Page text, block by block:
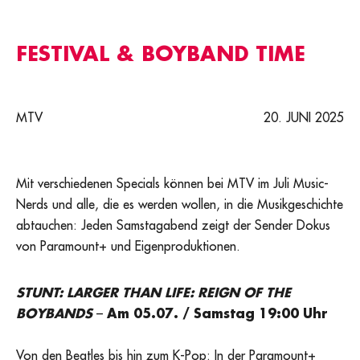
FESTIVAL & BOYBAND TIME
MTV 20. JUNI 2025
Mit verschiedenen Specials können bei MTV im Juli Music-
Nerds und alle, die es werden wollen, in die Musikgeschichte
abtauchen: Jeden Samstagabend zeigt der Sender Dokus
von Paramount+ und Eigenproduktionen.
STUNT: LARGER THAN LIFE: REIGN OF THE
BOYBANDS– Am 05.07. / Samstag 19:00 Uhr
Von den Beatles bis hin zum K-Pop: In der Paramount+